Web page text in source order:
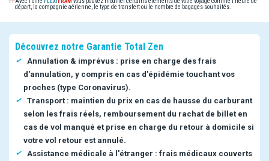
départ, la compagnie aérienne, le type de transfert ou le nombre de bagages souhaités.
Découvrez notre Garantie Total Zen
Annulation & imprévus : prise en charge des frais
d'annulation, y compris en cas d'épidémie touchant vos
proches (type Coronavirus).
Transport : maintien du prix en cas de hausse du carburant
selon les frais réels, remboursement du rachat de billet en
cas de vol manqué et prise en charge du retour à domicile si
votre vol retour est annulé.
Assistance médicale à l'étranger : frais médicaux couverts